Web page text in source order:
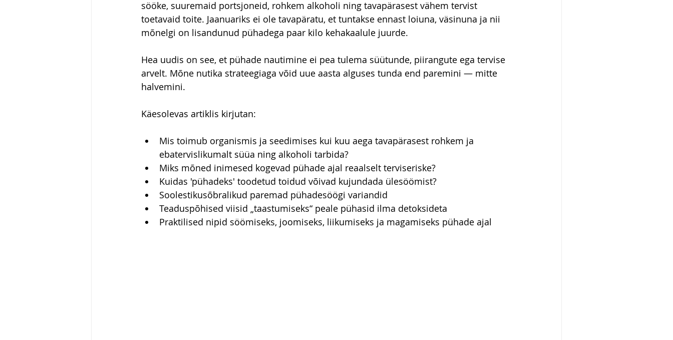
sööke, suuremaid portsjoneid, rohkem alkoholi ning tavapärasest vähem tervist
toetavaid toite. Jaanuariks ei ole tavapäratu, et tuntakse ennast loiuna, väsinuna ja nii
mõnelgi on lisandunud pühadega paar kilo kehakaalule juurde.
Hea uudis on see, et pühade nautimine ei pea tulema süütunde, piirangute ega tervise
arvelt. Mõne nutika strateegiaga võid uue aasta alguses tunda end paremini — mitte
halvemini.
Käesolevas artiklis kirjutan:
Mis toimub organismis ja seedimises kui kuu aega tavapärasest rohkem ja
ebatervislikumalt süüa ning alkoholi tarbida?
Miks mõned inimesed kogevad pühade ajal reaalselt terviseriske?
Kuidas 'pühadeks' toodetud toidud võivad kujundada ülesöömist?
Soolestikusõbralikud paremad pühadesöögi variandid
Teaduspõhised viisid „taastumiseks“ peale pühasid ilma detoksideta
Praktilised nipid söömiseks, joomiseks, liikumiseks ja magamiseks pühade ajal